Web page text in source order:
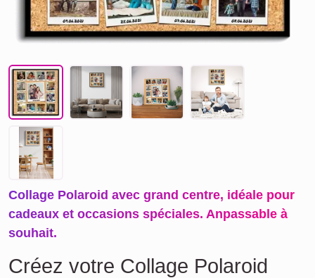
Collage Polaroid avec grand centre, idéale pour
cadeaux et occasions spéciales. Anpassable à
souhait.
Créez votre Collage Polaroid